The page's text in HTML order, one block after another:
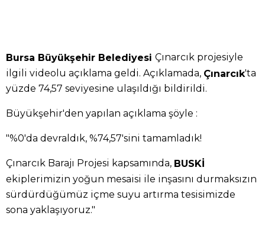
Bursa Büyükşehir Belediyesi Çınarcık projesiyle
ilgili videolu açıklama geldi. Açıklamada, Çınarcık'ta
yüzde 74,57 seviyesine ulaşıldığı bildirildi.
Büyükşehir'den yapılan açıklama şöyle :
"%0'da devraldık, %74,57'sini tamamladık!
Çınarcık Barajı Projesi kapsamında, BUSKİ
ekiplerimizin yoğun mesaisi ile inşasını durmaksızın
sürdürdüğümüz içme suyu artırma tesisimizde
sona yaklaşıyoruz."